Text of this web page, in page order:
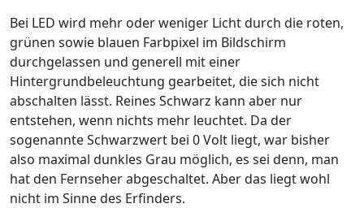
Bei LED wird mehr oder weniger Licht durch die roten,
grünen sowie blauen Farbpixel im Bildschirm
durchgelassen und generell mit einer
Hintergrundbeleuchtung gearbeitet, die sich nicht
abschalten lässt. Reines Schwarz kann aber nur
entstehen, wenn nichts mehr leuchtet. Da der
sogenannte Schwarzwert bei 0 Volt liegt, war bisher
also maximal dunkles Grau möglich, es sei denn, man
hat den Fernseher abgeschaltet. Aber das liegt wohl
nicht im Sinne des Erfinders.